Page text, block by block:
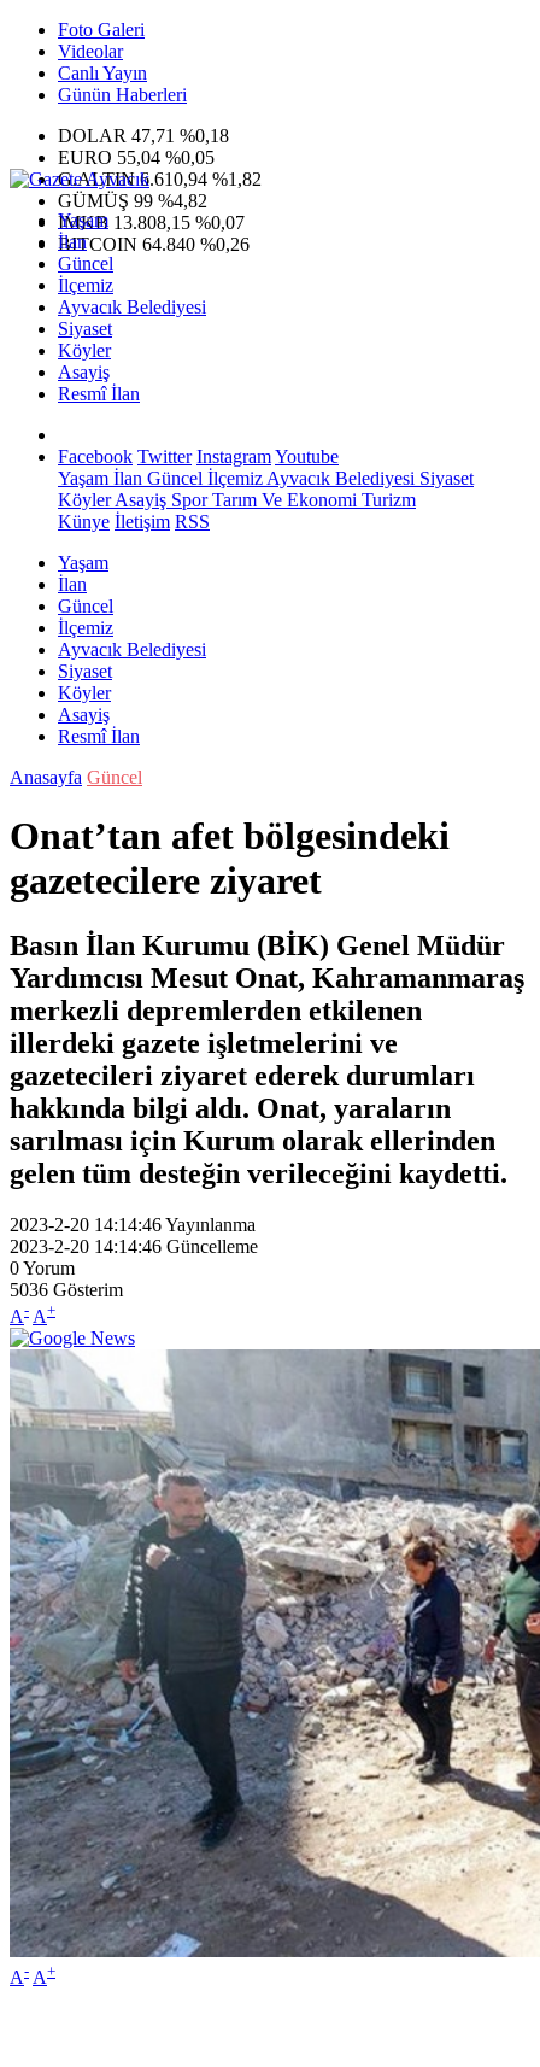
Foto Galeri
Videolar
Canlı Yayın
Günün Haberleri
DOLAR 47,71 %0,18
EURO 55,04 %0,05
G.ALTIN6.610,94 %1,82
GÜMÜŞ 99 %4,82
IMKB 13.808,15 %0,07
BITCOIN 64.840 %0,26
Yaşam
İlan
Güncel
İlçemiz
Ayvacık Belediyesi
Siyaset
Köyler
Asayiş
Resmî İlan
Facebook Twitter InstagramYoutube
Yaşam İlan Güncel İlçemiz Ayvacık Belediyesi Siyaset
KöylerAsayiş SporTarım Ve Ekonomi Turizm
Künye İletişim RSS
Yaşam
İlan
Güncel
İlçemiz
Ayvacık Belediyesi
Siyaset
Köyler
Asayiş
Resmî İlan
Anasayfa Güncel
Onat’tan afet bölgesindeki
gazetecilere ziyaret
Basın İlan Kurumu (BİK) Genel Müdür
Yardımcısı Mesut Onat, Kahramanmaraş
merkezli depremlerden etkilenen
illerdeki gazete işletmelerini ve
gazetecileri ziyaret ederek durumları
hakkında bilgi aldı. Onat, yaraların
sarılması için Kurum olarak ellerinden
gelen tüm desteğin verileceğini kaydetti.
2023-2-20 14:14:46Yayınlanma
2023-2-20 14:14:46 Güncelleme
0Yorum
5036 Gösterim
A- A+
A- A+